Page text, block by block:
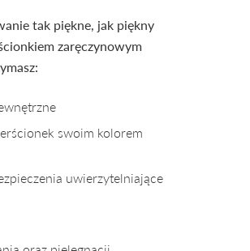
tak piękne, jak piękny
zaręczynowym
swoim kolorem
uwierzytelniające